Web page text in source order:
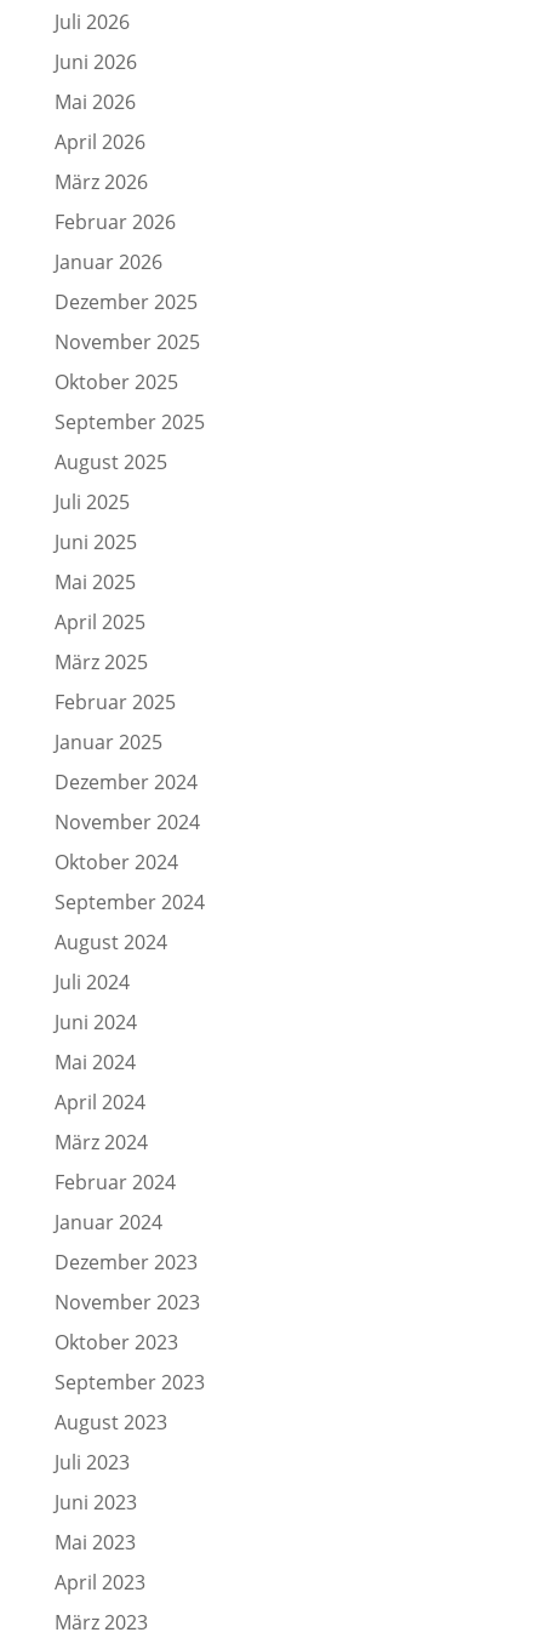
Juli 2026
Juni 2026
Mai 2026
April 2026
März 2026
Februar 2026
Januar 2026
Dezember 2025
November 2025
Oktober 2025
September 2025
August 2025
Juli 2025
Juni 2025
Mai 2025
April 2025
März 2025
Februar 2025
Januar 2025
Dezember 2024
November 2024
Oktober 2024
September 2024
August 2024
Juli 2024
Juni 2024
Mai 2024
April 2024
März 2024
Februar 2024
Januar 2024
Dezember 2023
November 2023
Oktober 2023
September 2023
August 2023
Juli 2023
Juni 2023
Mai 2023
April 2023
März 2023